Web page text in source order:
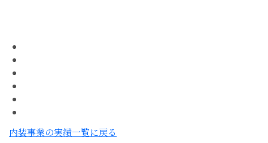
内装事業の実績一覧に戻る